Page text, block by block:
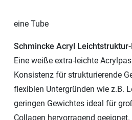
eine Tube
Schmincke Acryl
Eine weiße extra-leichte
Konsistenz für strukturierende
flexiblen Untergründen wie z.B.
geringen Gewichtes ideal für
Collagen hervorragend